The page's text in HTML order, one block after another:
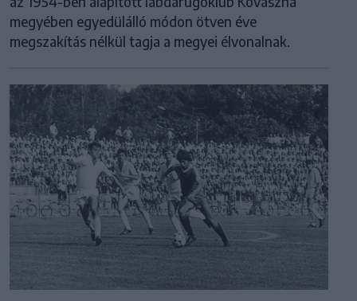
megyében egyedülálló módon ötven éve
megszakítás nélkül tagja a megyei élvonalnak.